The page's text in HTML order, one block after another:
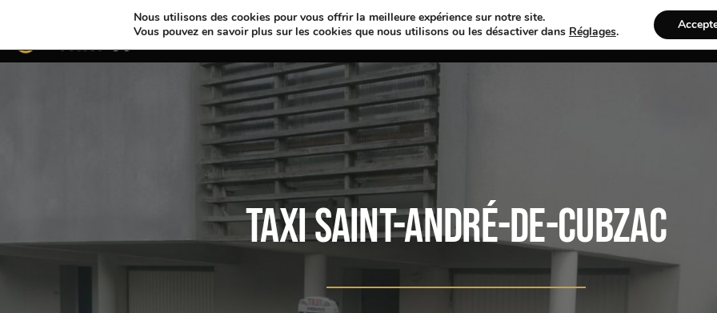
AMBARÈS-ET-LAGRAVE ST-ANDRÉ-DE-CUBZAC SERVICES INFORMATIONS
Taxi Saint-André-de-Cubzac
Nous utilisons des cookies pour vous offrir la meilleure expérience sur notre site.
Vous pouvez en savoir plus sur les cookies que nous utilisons ou les désactiver dans Réglages.